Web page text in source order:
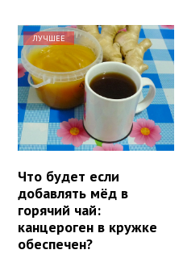
ЛУЧШЕЕ
Что будет если
добавлять мёд в
горячий чай:
канцероген в кружке
обеспечен?